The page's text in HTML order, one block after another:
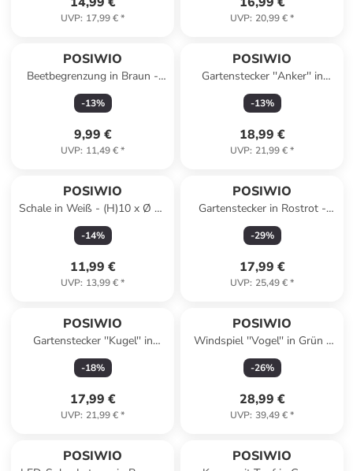
UVP: 17,99 €* UVP: 20,99 €*
POSIWIO
Beetbegrenzung in Braun -
(L)28 x (B)33 cm
-13%
9,99 €
UVP: 11,49 €*
POSIWIO
Gartenstecker ''Anker'' in
Braun - (B)10 x (H)12 x
(T)10,5 cm
-13%
18,99 €
UVP: 21,99 €*
POSIWIO
Schale in Weiß - (H)10 x Ø 32
cm
-14%
11,99 €
UVP: 13,99 €*
POSIWIO
Gartenstecker in Rostrot -
(B)25 x (H)138 x (T)9 cm
-29%
17,99 €
UVP: 25,49 €*
POSIWIO
Gartenstecker ''Kugel'' in
Silber - (H)19 x Ø 15 cm
-18%
17,99 €
UVP: 21,99 €*
POSIWIO
Windspiel ''Vogel'' in Grün -
(B)33 x (H)121 x (T)115 cm
-26%
28,99 €
UVP: 39,49 €*
POSIWIO POSIWIO